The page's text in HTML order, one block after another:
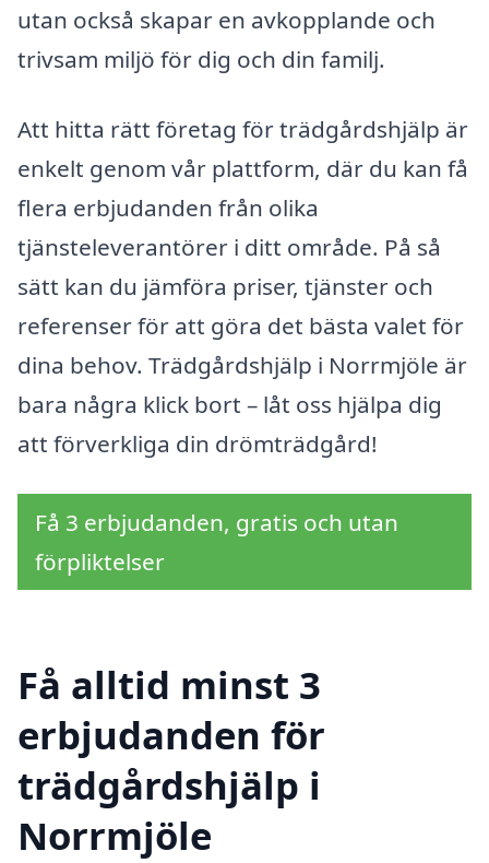
utan också skapar en avkopplande och
trivsam miljö för dig och din familj.
Att hitta rätt företag för trädgårdshjälp är
enkelt genom vår plattform, där du kan få
flera erbjudanden från olika
tjänsteleverantörer i ditt område. På så
sätt kan du jämföra priser, tjänster och
referenser för att göra det bästa valet för
dina behov. Trädgårdshjälp i Norrmjöle är
bara några klick bort – låt oss hjälpa dig
att förverkliga din drömträdgård!
Få 3 erbjudanden, gratis och utan
förpliktelser
Få alltid minst 3
erbjudanden för
trädgårdshjälp i
Norrmjöle